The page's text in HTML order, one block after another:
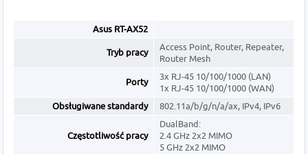
Asus RT-AX52
Tryb pracy
Access Point, Router, Repeater,
Router Mesh
Porty
3x RJ-45 10/100/1000 (LAN)
1x RJ-45 10/100/1000 (WAN)
Obsługiwane standardy
802.11a/b/g/n/a/ax, IPv4, IPv6
Częstotliwość pracy
DualBand:
2.4 GHz 2x2 MIMO
5 GHz 2x2 MIMO